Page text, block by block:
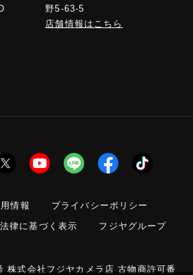
野5-63-5
店舗情報はこちら
情報
プライバシーポリシー
律に基づく表示
フジヤグループ
株式会社フジヤカメラ店 古物商許可番